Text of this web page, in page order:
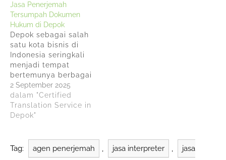
elektronik,
pertambangan,
konstruksi, e-
commerce, teknologi,
tekstil, asuransi dan
maskapai
penerbangan.
Anindyatrans layanan
terjemahan bahasa
Mandarin Jepang
Korea profesional yang
membantu
dokumen penting
antara perusahaan…
Jasa Penerjemah
Tersumpah Dokumen
Hukum di Depok
Depok sebagai salah
satu kota bisnis di
Indonesia seringkali
menjadi tempat
bertemunya berbagai
kepentingan, investasi
atau transaksi
domestik maupun
internasional. Dalam
visa, klaim asuransi,
label kemasan
2 September 2025
dalam "Certified
Translation Service in
Depok"
Tag: agen penerjemah , jasa interpreter , jasa